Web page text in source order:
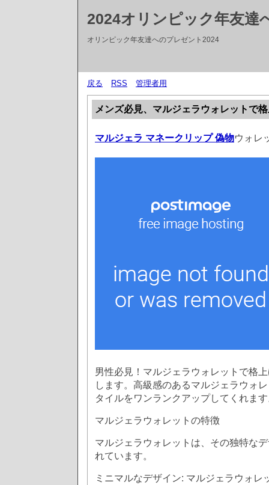
2024オリンピック年友達
オリンピック年友達へのプレゼント2024
戻る RSS 管理者用
メンズ必見、マルジェラウォレットで
マルジェラ マネークリップ 偽物ウォレ
男性必見！マルジェラウォレットで格
します。高級感のあるマルジェラウォ
タイルをワンランクアップしてくれま
マルジェラウォレットの特徴
マルジェラウォレットは、その独特な
れています。
ミニマルなデザイン: マルジェラウォレ